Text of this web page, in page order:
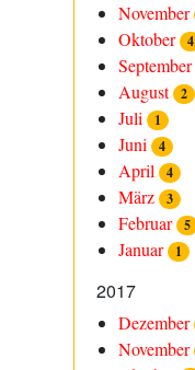
November
Oktober 4
September
August 2
Juli 1
Juni 4
April 4
März 3
Februar 5
Januar 1
2017
Dezember
November